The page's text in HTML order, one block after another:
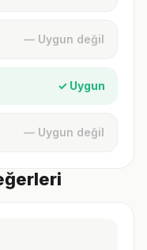
— Uygun değil
✓ Uygun
— Uygun değil